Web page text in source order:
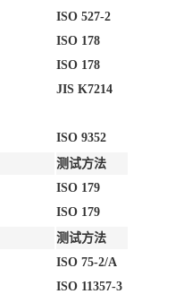
ISO 527-2
ISO 178
ISO 178
JIS K7214
ISO 9352
测试方法
ISO 179
ISO 179
测试方法
ISO 75-2/A
ISO 11357-3